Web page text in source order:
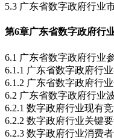
5.3 广东省数字政府行业
第6章广东省数字政府行
6.1 广东省数字政府行业
6.1.1 广东省数字政府行
6.1.2 广东省数字政府行
6.2 广东省数字政府行业
6.2.1 数字政府行业现有
6.2.2 数字政府行业关键
6.2.3 数字政府行业消费